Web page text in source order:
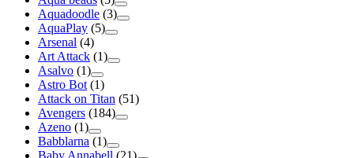
Aquadoodle (3)
AquaPlay (5)
Arsenal (4)
Art Attack (1)
Asalvo (1)
Astro Bot (1)
Attack on Titan (51)
Avengers (184)
Azeno (1)
Babblarna (1)
Baby Annabell (21)